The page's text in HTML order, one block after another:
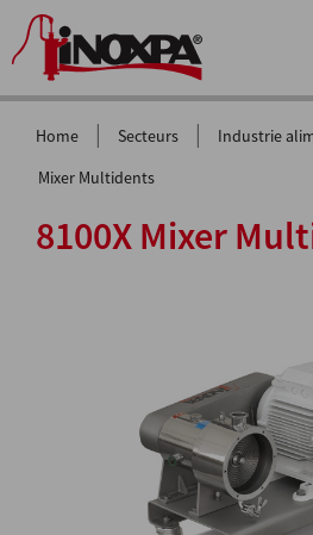
Home | Secteurs | Industrie
Mixer Multidents
8100X Mixer